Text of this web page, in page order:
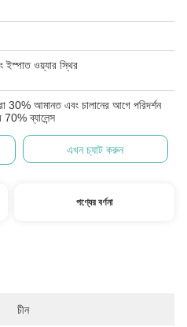
ইস্পাত ওয়্যার স্থির
30% আমানত এবং চালানের আগে পরিদর্শন
70% ব্যালেন্স
এখন চ্যাট করুন
পণ্যের বর্ণনা
চীন